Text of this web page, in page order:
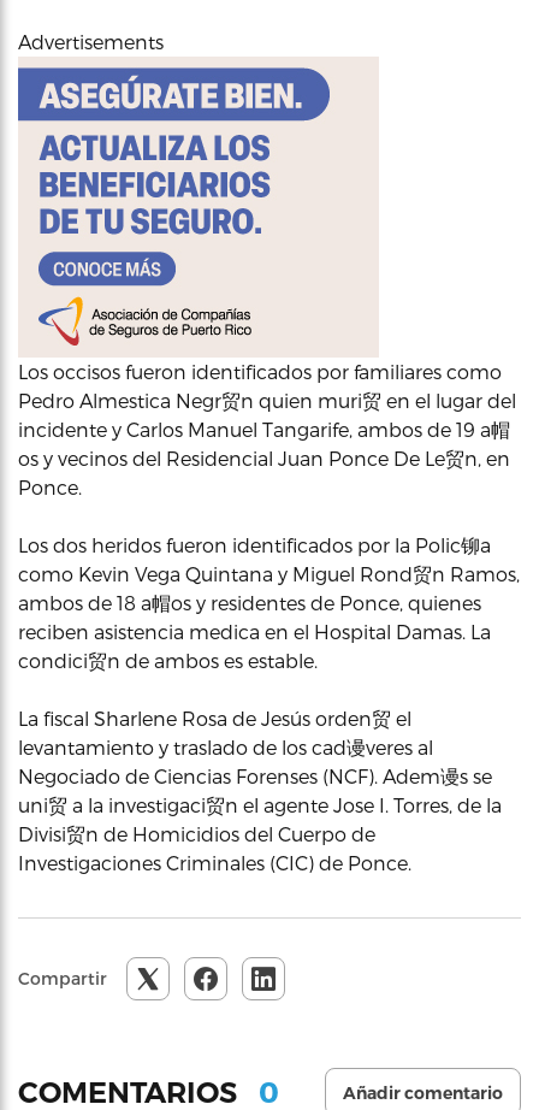
Advertisements
Los occisos fueron identificados por familiares como
Pedro Almestica Negr贸n quien muri贸 en el lugar del
incidente y Carlos Manuel Tangarife, ambos de 19 a帽
os y vecinos del Residencial Juan Ponce De Le贸n, en
Ponce.
Los dos heridos fueron identificados por la Polic铆a
como Kevin Vega Quintana y Miguel Rond贸n Ramos,
ambos de 18 a帽os y residentes de Ponce, quienes
reciben asistencia medica en el Hospital Damas. La
condici贸n de ambos es estable.
La fiscal Sharlene Rosa de Jesús orden贸 el
levantamiento y traslado de los cad谩veres al
Negociado de Ciencias Forenses (NCF). Adem谩s se
uni贸 a la investigaci贸n el agente Jose I. Torres, de la
Divisi贸n de Homicidios del Cuerpo de
Investigaciones Criminales (CIC) de Ponce.
Compartir
COMENTARIOS 0 Añadir comentario